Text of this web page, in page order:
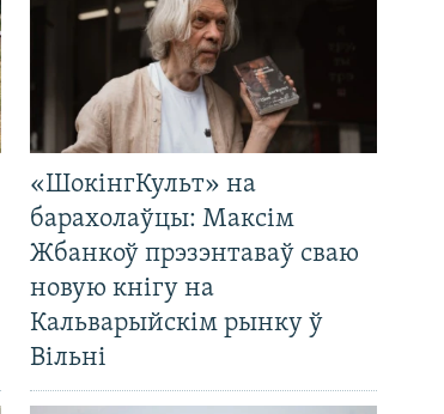
«ШокінгКульт» на
барахолаўцы: Максім
Жбанкоў прэзэнтаваў сваю
новую кнігу на
Кальварыйскім рынку ў
Вільні